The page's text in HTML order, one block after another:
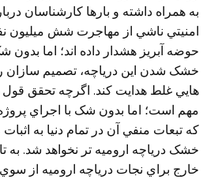
به همراه داشته و بارها کارشناسان
امنيتي ناشي از مهاجرت شش ميليون
حوضه آبريز هشدار داده اند؛ اما بدون
خشک شدن اين درياچه، تصميم سازان
هايي غلط هدايت کند. اگرچه تحقق
مهم است؛ اما بدون شک با اجراي پروژه
که تبعات منفي آن در تمام دنيا به
خشک درياچه اروميه تر نخواهد شد. به
خارج براي نجات درياچه اروميه از